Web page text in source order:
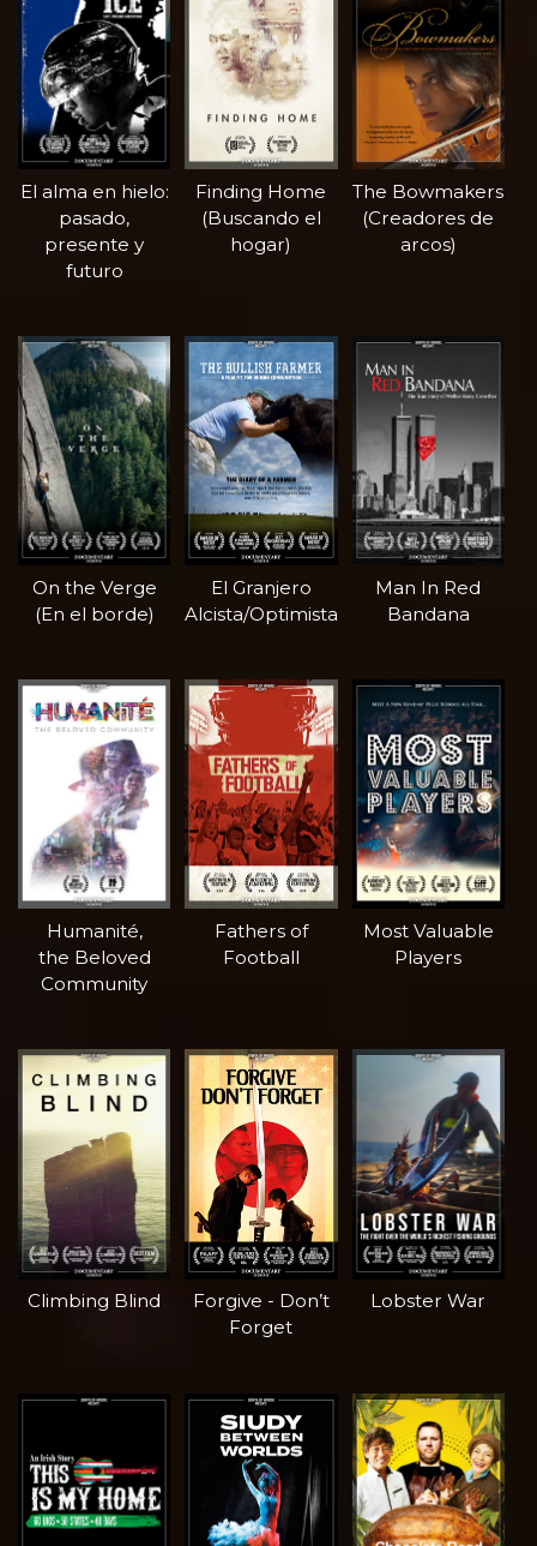
El alma en hielo:
pasado,
presente y
futuro
Finding Home
(Buscando el
hogar)
The Bowmakers
(Creadores de
arcos)
On the Verge
(En el borde)
El Granjero
Alcista/Optimista
Man In Red
Bandana
Humanité,
the Beloved
Community
Fathers of
Football
Most Valuable
Players
Climbing Blind
Forgive - Don’t
Forget
Lobster War